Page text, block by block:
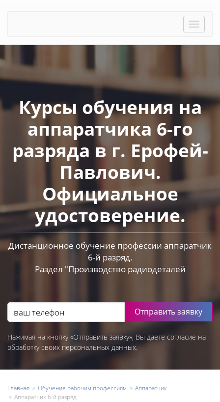
Toggle
Курсы обучения на
аппаратчика 6-го
разряда в г. Ерофей-
Павлович.
Официальное
удостоверение.
Дистанционное обучение профессии аппаратчик
6-й разряд.
Раздел "Производство радиодеталей
Отправить заявку
Нажимая на кнопку «Отправить заявку», Вы даете согласие на
обработку своих персональных данных.
Главная Обучение рабочим профессиям
Аппаратчик
Аппаратчик 6-й разряд